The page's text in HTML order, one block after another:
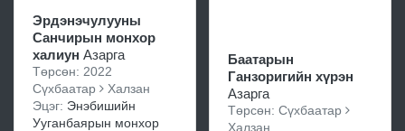
Эрдэнэчулууны
Санчирын монхор
халиун Азарга
Төрсөн: 2022
Сүхбаатар
Халзан
Эцэг: Энэбишийн
Ууганбаярын монхор
Баатарын
Ганзоригийн хүрэн
Азарга
Төрсөн: Сүхбаатар
Халзан